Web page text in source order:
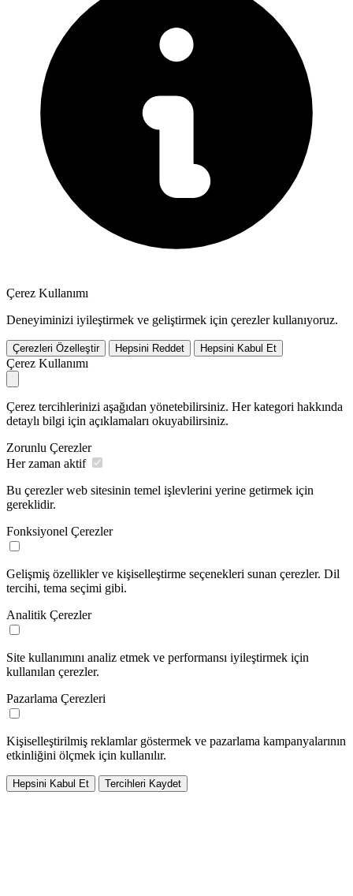
Çerez Kullanımı
Deneyiminizi iyileştirmek ve geliştirmek için çerezler kullanıyoruz.
Çerezleri Özelleştir Hepsini Reddet Hepsini Kabul Et
Çerez Kullanımı
Çerez tercihlerinizi aşağıdan yönetebilirsiniz. Her kategori hakkında
detaylı bilgi için açıklamaları okuyabilirsiniz.
Zorunlu Çerezler
Her zaman aktif
Bu çerezler web sitesinin temel işlevlerini yerine getirmek için
gereklidir.
Fonksiyonel Çerezler
Gelişmiş özellikler ve kişiselleştirme seçenekleri sunan çerezler. Dil
tercihi, tema seçimi gibi.
Analitik Çerezler
Site kullanımını analiz etmek ve performansı iyileştirmek için
kullanılan çerezler.
Pazarlama Çerezleri
Kişiselleştirilmiş reklamlar göstermek ve pazarlama kampanyalarının
etkinliğini ölçmek için kullanılır.
Hepsini Kabul Et Tercihleri Kaydet